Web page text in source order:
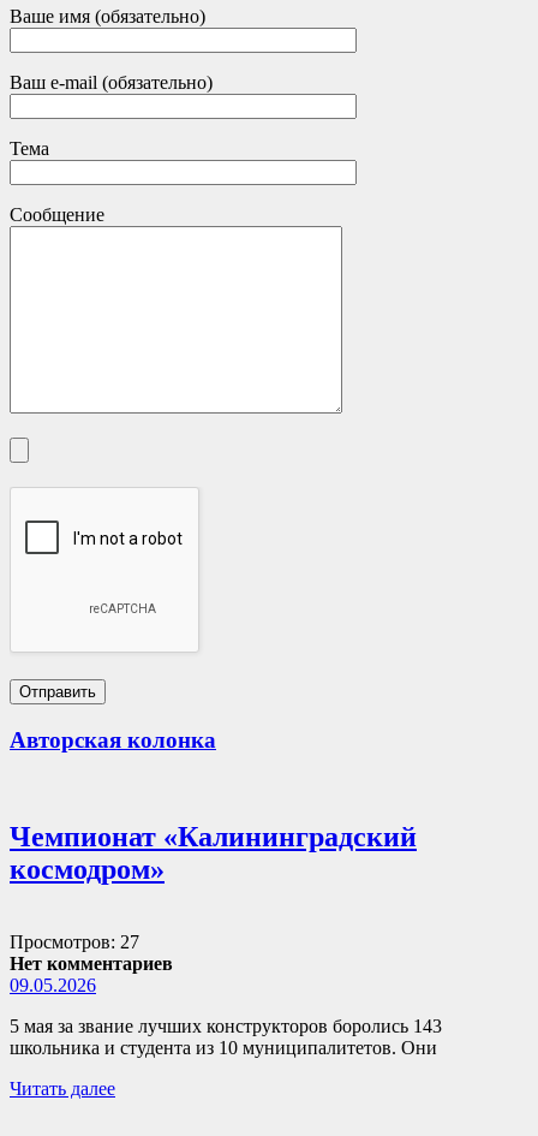
Ваше имя (обязательно)
Ваш e-mail (обязательно)
Тема
Сообщение
Авторская колонка
Чемпионат «Калининградский
космодром»
Просмотров: 27
Нет комментариев
09.05.2026
5 мая за звание лучших конструкторов боролись 143
школьника и студента из 10 муниципалитетов. Они
Читать далее